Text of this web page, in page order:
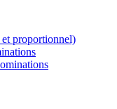
proportionnel)